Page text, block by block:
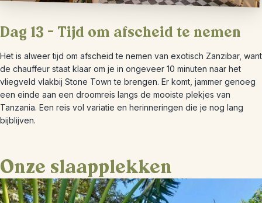
Dag 13 – Tijd om afscheid te nemen
Het is alweer tijd om afscheid te nemen van exotisch Zanzibar, want
de chauffeur staat klaar om je in ongeveer 10 minuten naar het
vliegveld vlakbij Stone Town te brengen. Er komt, jammer genoeg
een einde aan een droomreis langs de mooiste plekjes van
Tanzania. Een reis vol variatie en herinneringen die je nog lang
bijblijven.
Onze slaapplekken